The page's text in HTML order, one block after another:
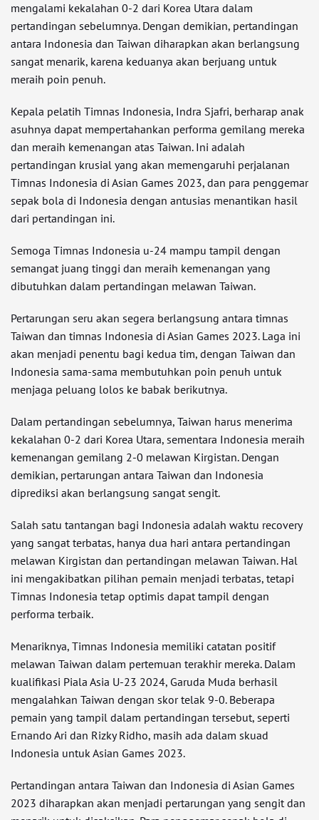
mengalami kekalahan 0-2 dari Korea Utara dalam
pertandingan sebelumnya. Dengan demikian, pertandingan
antara Indonesia dan Taiwan diharapkan akan berlangsung
sangat menarik, karena keduanya akan berjuang untuk
meraih poin penuh.
Kepala pelatih Timnas Indonesia, Indra Sjafri, berharap anak
asuhnya dapat mempertahankan performa gemilang mereka
dan meraih kemenangan atas Taiwan. Ini adalah
pertandingan krusial yang akan memengaruhi perjalanan
Timnas Indonesia di Asian Games 2023, dan para penggemar
sepak bola di Indonesia dengan antusias menantikan hasil
dari pertandingan ini.
Semoga Timnas Indonesia u-24 mampu tampil dengan
semangat juang tinggi dan meraih kemenangan yang
dibutuhkan dalam pertandingan melawan Taiwan.
Pertarungan seru akan segera berlangsung antara timnas
Taiwan dan timnas Indonesia di Asian Games 2023. Laga ini
akan menjadi penentu bagi kedua tim, dengan Taiwan dan
Indonesia sama-sama membutuhkan poin penuh untuk
menjaga peluang lolos ke babak berikutnya.
Dalam pertandingan sebelumnya, Taiwan harus menerima
kekalahan 0-2 dari Korea Utara, sementara Indonesia meraih
kemenangan gemilang 2-0 melawan Kirgistan. Dengan
demikian, pertarungan antara Taiwan dan Indonesia
diprediksi akan berlangsung sangat sengit.
Salah satu tantangan bagi Indonesia adalah waktu recovery
yang sangat terbatas, hanya dua hari antara pertandingan
melawan Kirgistan dan pertandingan melawan Taiwan. Hal
ini mengakibatkan pilihan pemain menjadi terbatas, tetapi
Timnas Indonesia tetap optimis dapat tampil dengan
performa terbaik.
Menariknya, Timnas Indonesia memiliki catatan positif
melawan Taiwan dalam pertemuan terakhir mereka. Dalam
kualifikasi Piala Asia U-23 2024, Garuda Muda berhasil
mengalahkan Taiwan dengan skor telak 9-0. Beberapa
pemain yang tampil dalam pertandingan tersebut, seperti
Ernando Ari dan Rizky Ridho, masih ada dalam skuad
Indonesia untuk Asian Games 2023.
Pertandingan antara Taiwan dan Indonesia di Asian Games
2023 diharapkan akan menjadi pertarungan yang sengit dan